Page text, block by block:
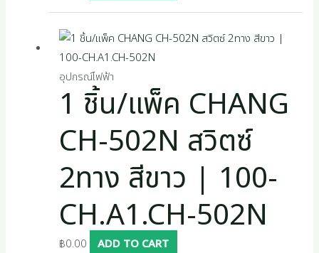
อุปกรณ์ไฟฟ้า
1 ชิ้น/แพ็ค CHANG
CH-502N สวิตซ์
2ทาง สีขาว | 100-
CH.A1.CH-502N
฿0.00 ADD TO CART